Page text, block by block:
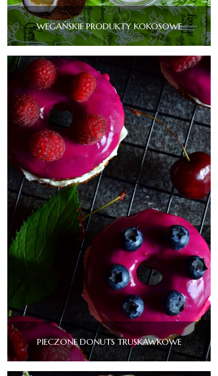
WEGAŃSKIE PRODUKTY KOKOSOWE
PIECZONE DONUTS TRUSKAWKOWE